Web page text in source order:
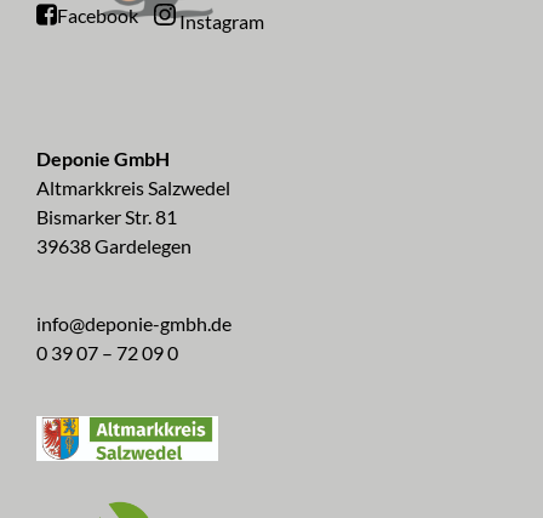
Facebook Instagram
Deponie GmbH
Altmarkkreis Salzwedel
Bismarker Str. 81
39638 Gardelegen
info@deponie-gmbh.de
0 39 07 – 72 09 0